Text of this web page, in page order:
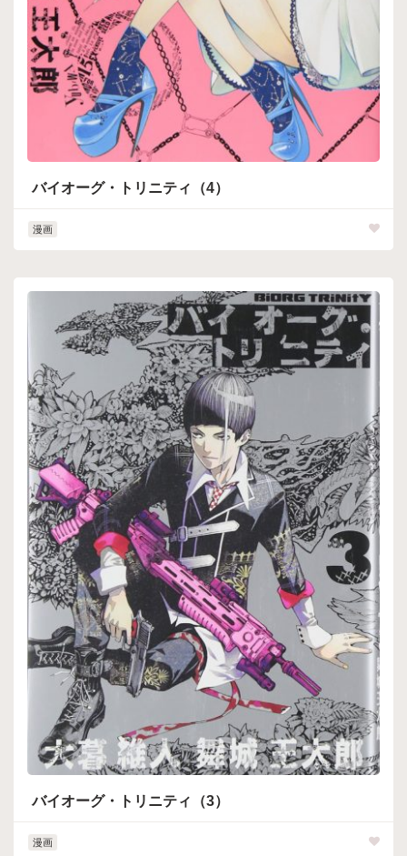
バイオーグ・トリニティ（4）
漫画
バイオーグ・トリニティ（3）
漫画